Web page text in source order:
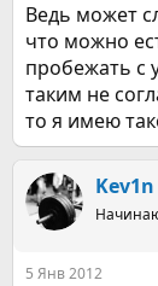
Ведь может
что можно
пробежать с
таким не
то я имею
Kev1n
5 Янв 2012